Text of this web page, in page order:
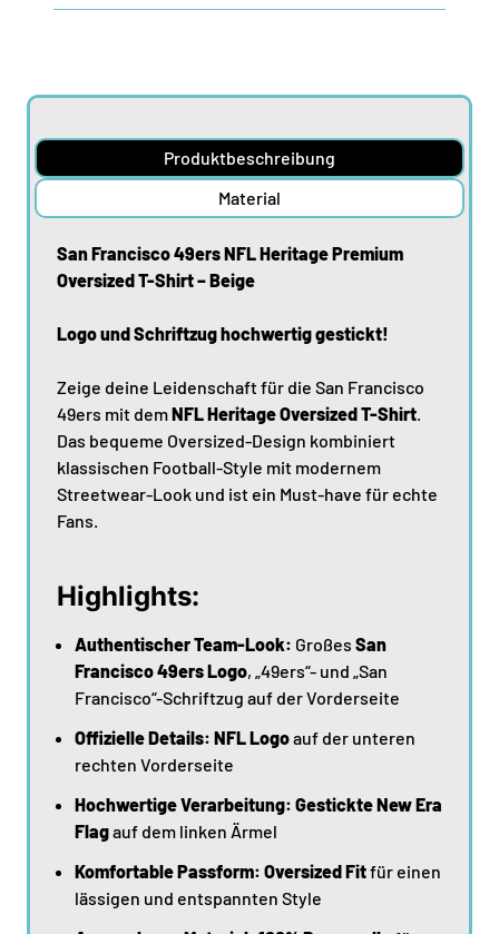
Produktbeschreibung
Material
San Francisco 49ers NFL Heritage Premium
Oversized T-Shirt – Beige
Logo und Schriftzug hochwertig gestickt!
Zeige deine Leidenschaft für die San Francisco
49ers mit demNFL Heritage Oversized T-Shirt.
Das bequeme Oversized-Design kombiniert
klassischen Football-Style mit modernem
Streetwear-Look und ist ein Must-have für echte
Fans.
Highlights:
Authentischer Team-Look: Großes San
Francisco 49ers Logo, „49ers“- und „San
Francisco“-Schriftzug auf der Vorderseite
Offizielle Details: NFL Logoauf der unteren
rechten Vorderseite
Hochwertige Verarbeitung: Gestickte New Era
Flagauf dem linken Ärmel
Komfortable Passform: Oversized Fitfür einen
lässigen und entspannten Style